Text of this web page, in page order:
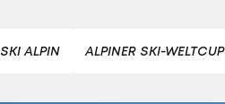
SKI ALPIN ALPINER SKI-WELTCUP